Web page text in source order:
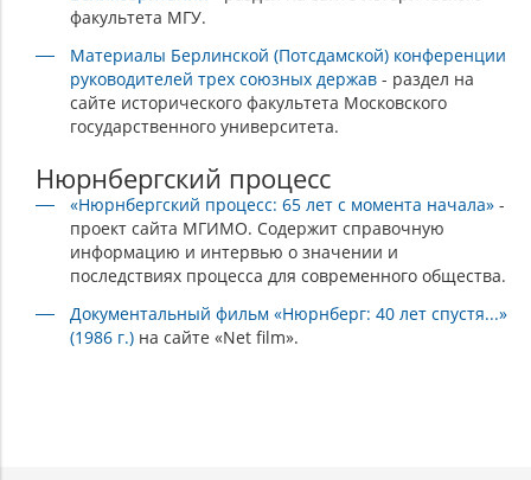
факультета МГУ.
Материалы Берлинской (Потсдамской) конференции
руководителей трех союзных держав - раздел на
сайте исторического факультета Московского
государственного университета.
Нюрнбергский процесс
«Нюрнбергский процесс: 65 лет с момента начала» -
проект сайта МГИМО. Содержит справочную
информацию и интервью о значении и
последствиях процесса для современного общества.
Документальный фильм «Нюрнберг: 40 лет спустя...»
(1986 г.) на сайте «Net film».